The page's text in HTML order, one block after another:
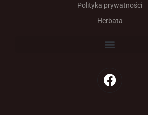
Polityka prywatności
Herbata